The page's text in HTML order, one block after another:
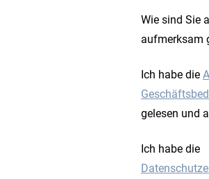
Wie sind Sie
aufmerksam
Ich habe die
gelesen und
Ich habe die